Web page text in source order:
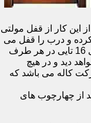
این کار از قفل مولتی
حرکت کرده و درب را قفل می
کند و در دو با قفل سویچ (در قفل های 20 تایی )پنج زبانه از قسمت بالای درب،پانزده زبانه هم از قسمت بالا،وسط و پایین قسمت کناری درب وارد چهار چوب می شوند (در نسخه های 16 تایی در هر طرف
دید و در هیچ
کاله می باشد که
از چهارچوب های